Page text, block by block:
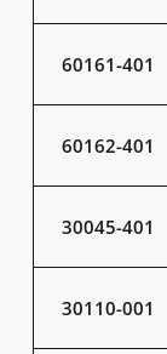
60161-401
60162-401
30045-401
30110-001